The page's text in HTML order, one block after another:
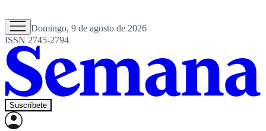
Domingo, 9 de agosto de 2026
ISSN 2745-2794
Suscríbete